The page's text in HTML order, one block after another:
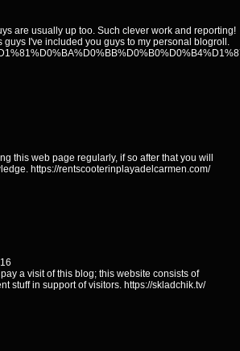
are usually up too. Such clever work and reporting!
guys I've included you guys to my personal blogroll.
this web page regularly, if so after that you will
https://rentscooterinplayadelcarmen.com/
a visit of this blog; this website consists of
stuff in support of visitors. https://skladchik.tv/